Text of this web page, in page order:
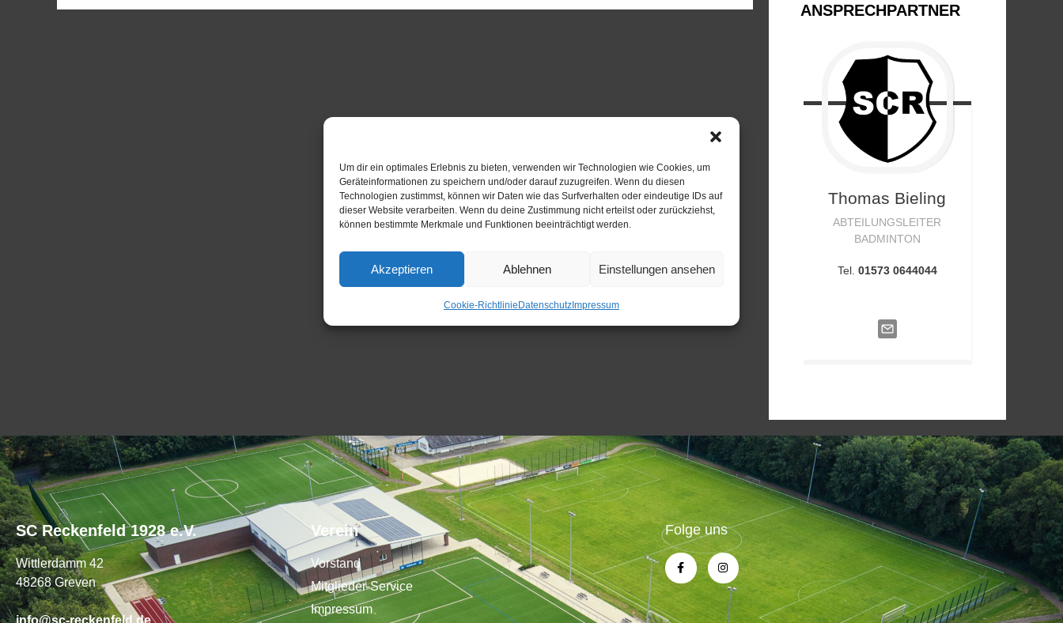
Um dir ein optimales Erlebnis zu bieten, verwenden wir Technologien wie Cookies, um
Geräteinformationen zu speichern und/oder darauf zuzugreifen. Wenn du diesen
Technologien zustimmst, können wir Daten wie das Surfverhalten oder eindeutige IDs auf
dieser Website verarbeiten. Wenn du deine Zustimmung nicht erteilst oder zurückziehst,
können bestimmte Merkmale und Funktionen beeinträchtigt werden.
Akzeptieren Ablehnen Einstellungen ansehen
Cookie-Richtlinie DatenschutzImpressum
ANSPRECHPARTNER
Thomas Bieling
ABTEILUNGSLEITER
BADMINTON
Tel. 01573 0644044
SC Reckenfeld 1928 e.V.
Wittlerdamm 42
48268 Greven
info@sc-reckenfeld.de
Verein
Vorstand
Mitglieder-Service
Impressum
Folge uns